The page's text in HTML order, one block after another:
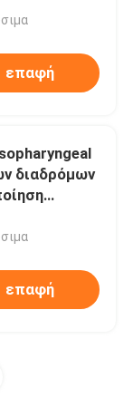
διαδρόμων
λούμεν
επαφή
διαδρόμων
επαφή